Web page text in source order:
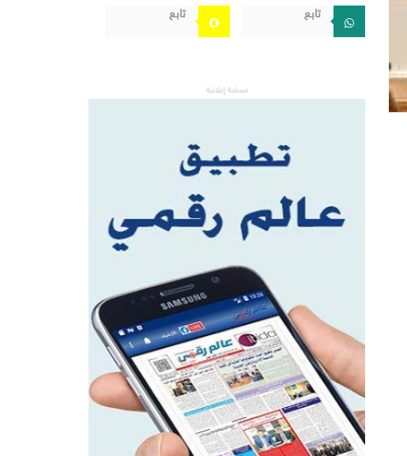
تابع
تابع
مساحة إعلانية